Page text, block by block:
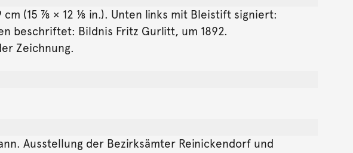
(15 ⅞ × 12 ⅛ in.). Unten links mit Bleistift signiert:
beschriftet: Bildnis Fritz Gurlitt, um 1892.
Zeichnung.
Ausstellung der Bezirksämter Reinickendorf und